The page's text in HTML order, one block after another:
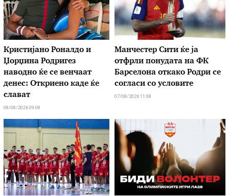
Кристијано Роналдо и
Џорџина Родригез
наводно ќе се венчаат
денес: Откриено каде ќе
слават
08/08/2026 09:08
Манчестер Сити ќе ја
отфрли понудата на ФК
Барселона откако Родри се
согласи со условите
07/08/2026 11:08